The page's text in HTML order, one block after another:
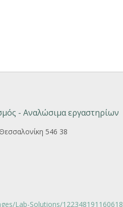
- Αναλώσιμα εργαστηρίων
546 38
Lab-Solutions/122348191160618